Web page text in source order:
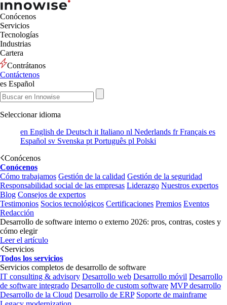
Conócenos
Servicios
Tecnologías
Industrias
Cartera
Contrátanos
Contáctenos
es Español
Seleccionar idioma
en English de Deutsch it Italiano nl Nederlands frFrançais es
Español sv Svenska pt Português pl Polski
Conócenos
Conócenos
Cómo trabajamos Gestión de la calidad Gestión de la seguridad
Responsabilidad social de las empresas Liderazgo Nuestros expertos
Blog Consejos de expertos
Testimonios Socios tecnológicos Certificaciones Premios Eventos
Redacción
Desarrollo de software interno o externo 2026: pros, contras, costes y
cómo elegir
Leer el artículo
Servicios
Todos los servicios
Servicios completos de desarrollo de software
IT consulting & advisory Desarrollo web Desarrollo móvil Desarrollo
de software integrado Desarrollo de custom software MVP desarrollo
Desarrollo de la Cloud Desarrollo de ERP Soporte de mainframe